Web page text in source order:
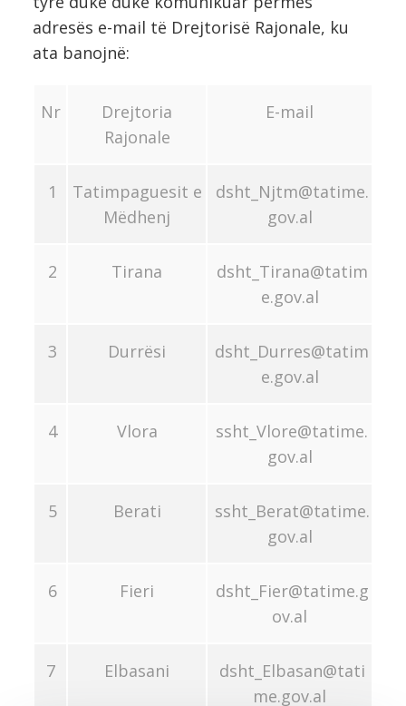
adresës e-mail të Drejtorisë Rajonale, ku
ata banojnë:
Nr
Drejtoria
Rajonale
E-mail
1
Tatimpaguesit e
Mëdhenj
dsht_Njtm@tatime.
gov.al
2 Tirana
dsht_Tirana@tatim
e.gov.al
3 Durrësi
dsht_Durres@tatim
e.gov.al
4 Vlora
ssht_Vlore@tatime.
gov.al
5 Berati
ssht_Berat@tatime.
gov.al
6 Fieri
dsht_Fier@tatime.g
ov.al
7 Elbasani
dsht_Elbasan@tati
me.gov.al